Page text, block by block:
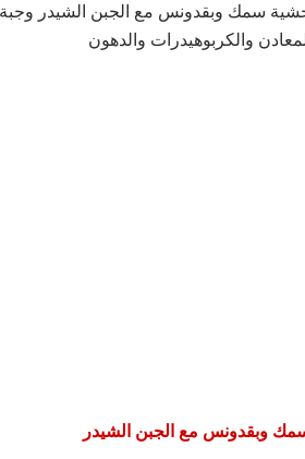
سمك وبقدونس مع الجبن الشيدر وجبة
والكربوهيدرات والدهون
وبقدونس مع الجبن الشيدر